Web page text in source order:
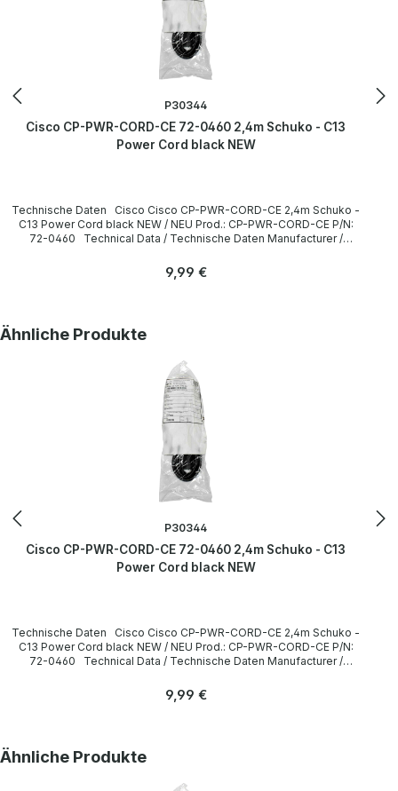
P30344
Cisco CP-PWR-CORD-CE 72-0460 2,4m Schuko - C13
Power Cord black NEW
Technische Daten Cisco Cisco CP-PWR-CORD-CE 2,4m Schuko -
C13 Power Cord black NEW / NEU Prod.: CP-PWR-CORD-CE P/N:
72-0460 Technical Data / Technische Daten Manufacturer /
Informationen und Details finden Sie auf den Seiten des
Regulärer Preis:
9,99 €
Produktgalerie überspringen
Ähnliche Produkte
P30344
Cisco CP-PWR-CORD-CE 72-0460 2,4m Schuko - C13
Power Cord black NEW
Technische Daten Cisco Cisco CP-PWR-CORD-CE 2,4m Schuko -
C13 Power Cord black NEW / NEU Prod.: CP-PWR-CORD-CE P/N:
72-0460 Technical Data / Technische Daten Manufacturer /
Informationen und Details finden Sie auf den Seiten des
Regulärer Preis:
9,99 €
Produktgalerie überspringen
Ähnliche Produkte